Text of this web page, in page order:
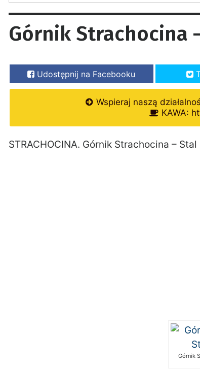
Górnik Strachocina
Udostępnij na Facebooku
Wspieraj naszą
KAWA:
STRACHOCINA. Górnik Strachocina – Stal
Górnik